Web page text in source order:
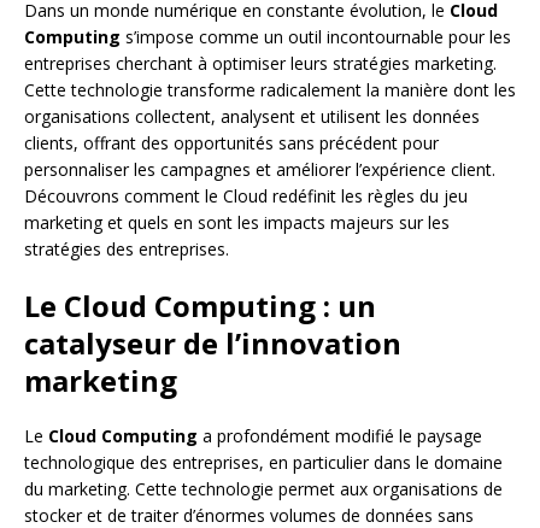
Dans un monde numérique en constante évolution, le Cloud
Computing s’impose comme un outil incontournable pour les
entreprises cherchant à optimiser leurs stratégies marketing.
Cette technologie transforme radicalement la manière dont les
organisations collectent, analysent et utilisent les données
clients, offrant des opportunités sans précédent pour
personnaliser les campagnes et améliorer l’expérience client.
Découvrons comment le Cloud redéfinit les règles du jeu
marketing et quels en sont les impacts majeurs sur les
stratégies des entreprises.
Le Cloud Computing : un
catalyseur de l’innovation
marketing
Le Cloud Computing a profondément modifié le paysage
technologique des entreprises, en particulier dans le domaine
du marketing. Cette technologie permet aux organisations de
stocker et de traiter d’énormes volumes de données sans